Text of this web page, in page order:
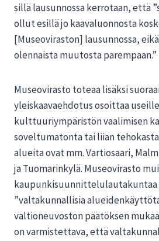
sillä lausunnossa kerrotaan, että
ollut esillä jo kaavaluonnosta
[Museoviraston] lausunnossa,
olennaista muutosta parempaan.”
Museovirasto toteaa lisäksi
yleiskaavaehdotus osoittaa
kulttuuriympäristön vaalimisen
soveltumatonta tai liian
alueita ovat mm. Vartiosaari,
ja Tuomarinkylä. Museovirasto
”valtakunnallisia
valtioneuvoston päätöksen
on varmistettava, että